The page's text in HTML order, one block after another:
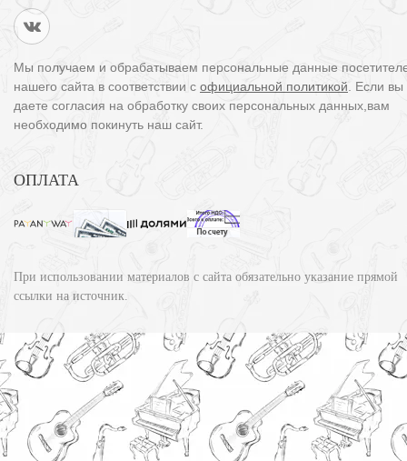
Мы получаем и обрабатываем персональные данные
нашего сайта в соответствии с официальной политикой . Если
даете согласия на обработку своих персональных данных,вам
необходимо покинуть наш сайт.
ОПЛАТА
При использовании материалов с сайта обязательно указание прямой
ссылки на источник.